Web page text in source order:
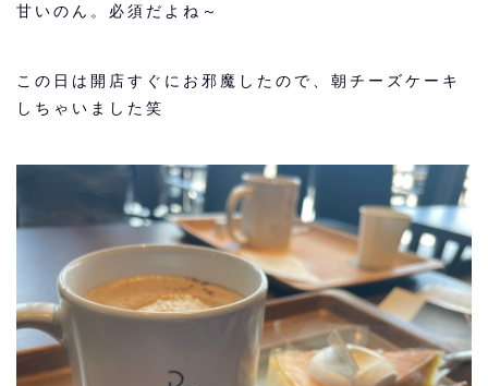
甘いのん。必須だよね～
この日は開店すぐにお邪魔したので、朝チーズケーキ
しちゃいました笑